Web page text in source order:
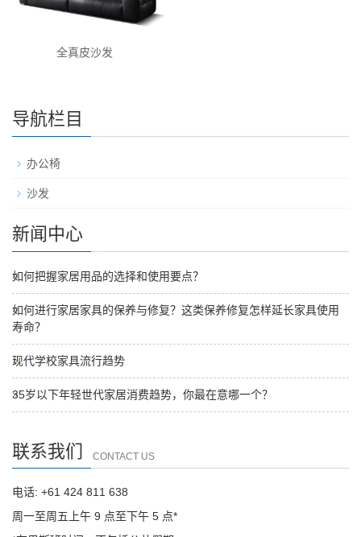
全真皮沙发
导航栏目
办公椅
沙发
新闻中心
如何把握家居用品的选择和使用要点？
如何进行家居家具的保养与修复？这类保养修复怎样延长家具使用
寿命？
现代学校家具流行趋势
35岁以下年轻世代家居消费趋势，你最在意哪一个？
联系我们 CONTACT US
电话: +61 424 811 638
周一至周五上午 9 点至下午 5 点*